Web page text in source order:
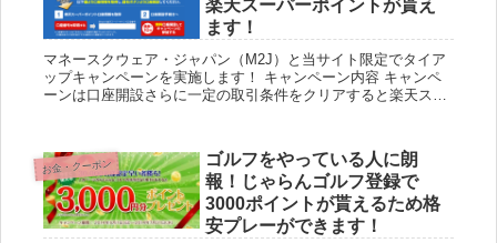
楽天スーパーポイントが貰え
ます！
マネースクウェア・ジャパン（M2J）と当サイト限定でタイア
ップキャンペーンを実施します！ キャンペーン内容 キャンペ
ーンは口座開設さらに一定の取引条件をクリアすると楽天スー
お金・クーポン
ゴルフをやっている人に朗
報！じゃらんゴルフ登録で
3000ポイントが貰えるため格
安プレーができます！